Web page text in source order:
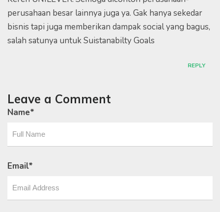
perusahaan besar lainnya juga ya. Gak hanya sekedar
bisnis tapi juga memberikan dampak social yang bagus,
salah satunya untuk Suistanabilty Goals
REPLY
Leave a Comment
Name*
Email*